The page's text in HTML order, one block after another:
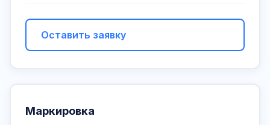
Оставить заявку
Маркировка